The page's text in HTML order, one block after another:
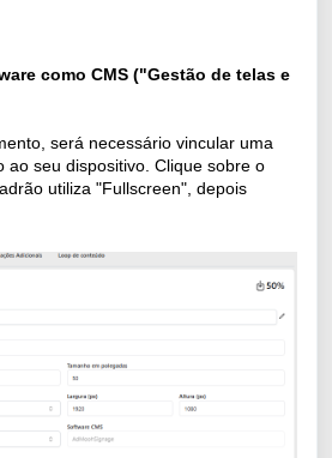
como CMS ("Gestão de telas e
será necessário vincular uma
ao seu dispositivo. Clique sobre o
utiliza "Fullscreen", depois